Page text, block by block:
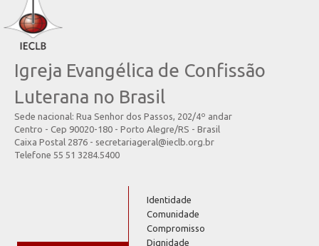
Igreja Evangélica de Confissão
Luterana no Brasil
Sede nacional: Rua Senhor dos Passos, 202/4º andar
Centro - Cep 90020-180 - Porto Alegre/RS - Brasil
Caixa Postal 2876 - secretariageral@ieclb.org.br
Telefone 55 51 3284.5400
Identidade
Comunidade
Compromisso
Dignidade